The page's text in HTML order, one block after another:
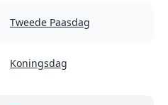
Tweede Paasdag
Koningsdag